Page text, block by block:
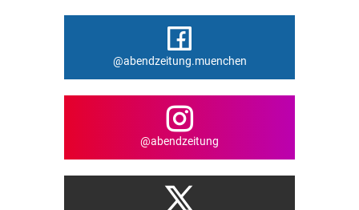
@abendzeitung.muenchen
@abendzeitung